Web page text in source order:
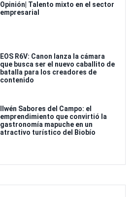
Opinión| Talento mixto en el sector
empresarial
EOS R6V: Canon lanza la cámara
que busca ser el nuevo caballito de
batalla para los creadores de
contenido
Ilwén Sabores del Campo: el
emprendimiento que convirtió la
gastronomía mapuche en un
atractivo turístico del Biobío